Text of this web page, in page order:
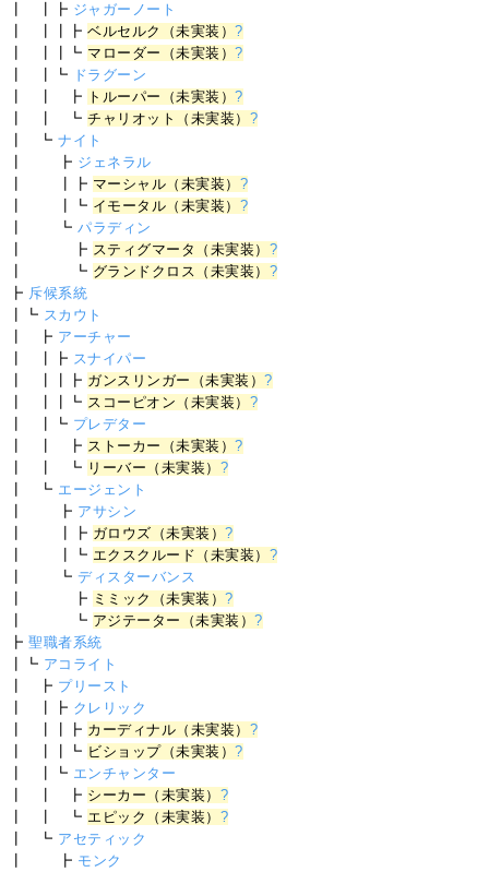
┃ ┃┣ ジャガーノート
┃ ┃┃┣ベルセルク（未実装）?
┃ ┃┃┗ マローダー（未実装）?
┃ ┃┗ ドラグーン
┃ ┃ ┣ トルーパー（未実装）?
┃ ┃ ┗チャリオット（未実装） ?
┃ ┗ナイト
┃ ┣ ジェネラル
┃ ┃┣ マーシャル（未実装） ?
┃ ┃┗ イモータル（未実装） ?
┃ ┗パラディン
┃ ┣ スティグマータ（未実装） ?
┃ ┗ グランドクロス（未実装） ?
┣ 斥候系統
┃┗ スカウト
┃ ┣ アーチャー
┃ ┃┣ スナイパー
┃ ┃┃┣ ガンスリンガー（未実装）?
┃ ┃┃┗ スコーピオン（未実装） ?
┃ ┃┗ プレデター
┃ ┃ ┣ ストーカー（未実装）?
┃ ┃ ┗ リーバー（未実装） ?
┃ ┗ エージェント
┃ ┣ アサシン
┃ ┃┣ ガロウズ（未実装）?
┃ ┃┗ エクスクルード（未実装） ?
┃ ┗ディスターバンス
┃ ┣ ミミック（未実装）?
┃ ┗ アジテーター（未実装）?
┣聖職者系統
┃┗ アコライト
┃ ┣ プリースト
┃ ┃┣ クレリック
┃ ┃┃┣ カーディナル（未実装） ?
┃ ┃┃┗ ビショップ（未実装）?
┃ ┃┗ エンチャンター
┃ ┃ ┣ シーカー（未実装） ?
┃ ┃ ┗ エピック（未実装） ?
┃ ┗ アセティック
┃ ┣ モンク